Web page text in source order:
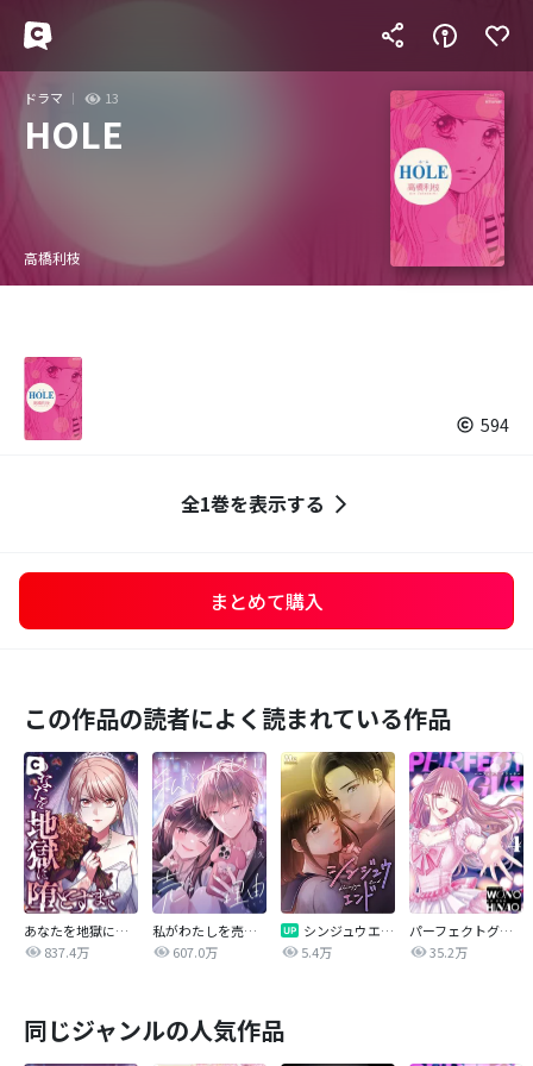
ドラマ 13
HOLE
高橋利枝
594
全1巻を表示する
まとめて購入
この作品の読者によく読まれている作品
あなたを地獄に堕とすまで
837.4万
私がわたしを売る理由
607.0万
シンジュウエンド【タテヨミ】
5.4万
パーフェクトグリッター
35.2万
同じジャンルの人気作品